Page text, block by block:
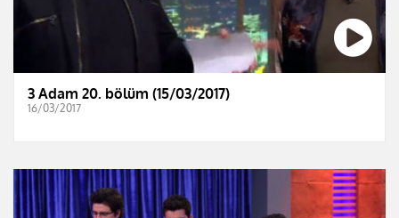
3 Adam 20. bölüm (15/03/2017)
16/03/2017